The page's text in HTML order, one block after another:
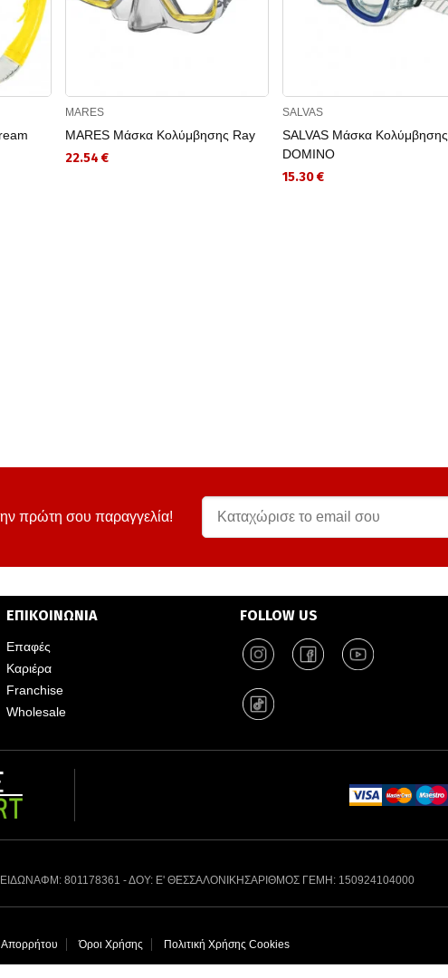
MARES
MARES Μάσκα Κολύμβησης Ray
22.54 €
SALVAS
SALVAS Μάσκα Κολύμβησης
DOMINO
15.30 €
πρώτη σου παραγγελία!
ΕΠΙΚΟΙΝΩΝΙΑ
Επαφές
Καριέρα
Franchise
Wholesale
FOLLOW US
ΑΦΜ: 801178361 - ΔΟΥ: Ε' ΘΕΣΣΑΛΟΝΙΚΗΣΑΡΙΘΜΟΣ ΓΕΜΗ: 150924104000
Απορρήτου Όροι Χρήσης Πολιτική Χρήσης Cookies